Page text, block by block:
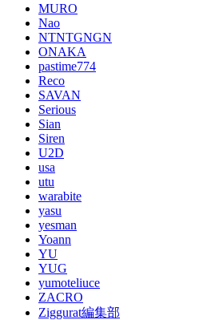
MURO
Nao
NTNTGNGN
ONAKA
pastime774
Reco
SAVAN
Serious
Sian
Siren
U2D
usa
utu
warabite
yasu
yesman
Yoann
YU
YUG
yumoteliuce
ZACRO
Ziggurat編集部